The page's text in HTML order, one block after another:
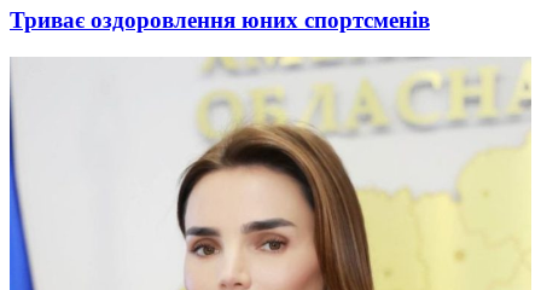
Триває оздоровлення юних спортсменів